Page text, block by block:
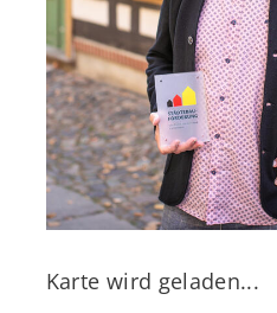
Karte wird geladen...